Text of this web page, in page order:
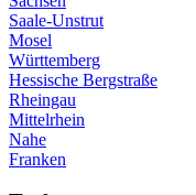
Saale-Unstrut
Mosel
Württemberg
Hessische Bergstraße
Rheingau
Mittelrhein
Nahe
Franken